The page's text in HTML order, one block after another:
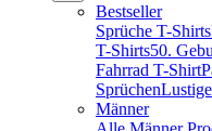
Bestseller
Sprüche T-Shirts
T-Shirts50.
Fahrrad T-Shirt
Sprüchen
Männer